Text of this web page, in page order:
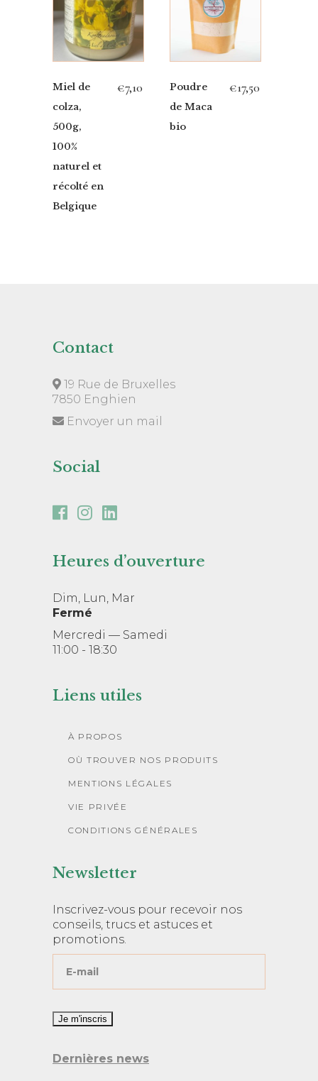
Miel de
colza,
500g,
100%
naturel et
récolté en
Belgique
€7,10
Poudre
de Maca
bio
€17,50
Contact
19 Rue de Bruxelles
7850 Enghien
Envoyer un mail
Social
Heures d’ouverture
Dim, Lun, Mar
Fermé
Mercredi — Samedi
11:00 - 18:30
Liens utiles
À PROPOS
OÙ TROUVER NOS PRODUITS
MENTIONS LÉGALES
VIE PRIVÉE
CONDITIONS GÉNÉRALES
Newsletter
Inscrivez-vous pour recevoir nos
conseils, trucs et astuces et
promotions.
Dernières news